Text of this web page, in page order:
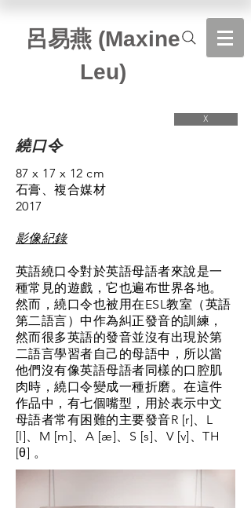
​呂易燕 (Maxine
Leu)
X
繞口令
87 x 17 x 12 cm
石膏、複合媒材
2017
影像紀錄
英語繞口令對於英語母語者來說是一
種常見的遊戲，它也遍布世界各地。
然而，繞口令也被用在ESL教室（英語
第二語言）中作為糾正發音的訓練，
然而很多英語的發音並沒有出現於第
二語言學習者自己的母語中，所以當
他們沒有像英語母語者同樣的口腔肌
肉時，繞口令變成一種折磨。在這件
作品中，有七個嘴型，用於表示中文
母語者常有困難的主要發音R [r]、L
[l]、M [m]、A [æ]、S [s]、V [v]、TH
[θ] 。